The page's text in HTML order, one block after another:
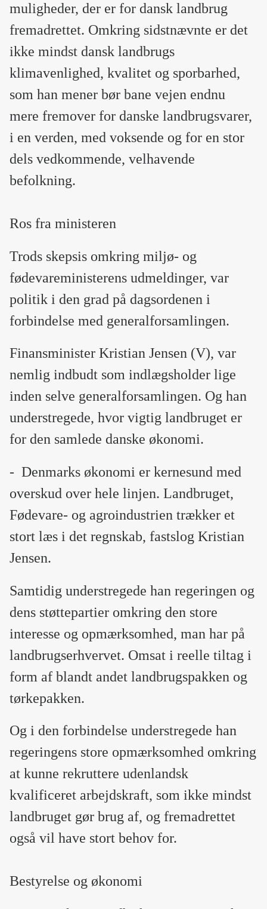
muligheder, der er for dansk landbrug
fremadrettet. Omkring sidstnævnte er det
ikke mindst dansk landbrugs
klimavenlighed, kvalitet og sporbarhed,
som han mener bør bane vejen endnu
mere fremover for danske landbrugsvarer,
i en verden, med voksende og for en stor
dels vedkommende, velhavende
befolkning.
Ros fra ministeren
Trods skepsis omkring miljø- og
fødevareministerens udmeldinger, var
politik i den grad på dagsordenen i
forbindelse med generalforsamlingen.
Finansminister Kristian Jensen (V), var
nemlig indbudt som indlægsholder lige
inden selve generalforsamlingen. Og han
understregede, hvor vigtig landbruget er
for den samlede danske økonomi.
- Denmarks økonomi er kernesund med
overskud over hele linjen. Landbruget,
Fødevare- og agroindustrien trækker et
stort læs i det regnskab, fastslog Kristian
Jensen.
Samtidig understregede han regeringen og
dens støttepartier omkring den store
interesse og opmærksomhed, man har på
landbrugserhvervet. Omsat i reelle tiltag i
form af blandt andet landbrugspakken og
tørkepakken.
Og i den forbindelse understregede han
regeringens store opmærksomhed omkring
at kunne rekruttere udenlandsk
kvalificeret arbejdskraft, som ikke mindst
landbruget gør brug af, og fremadrettet
også vil have stort behov for.
Bestyrelse og økonomi